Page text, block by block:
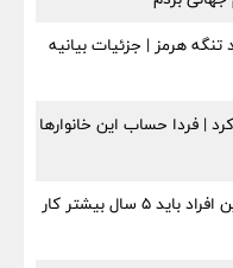
هرمز | جزئیات بیانیه
مرداد ۱۴۰۵ تغییر کرد | فردا حساب این خانوارها
شرط جدید بازنشستگی اجرایی شد؛ این افراد باید ۵ سال بیشتر کار